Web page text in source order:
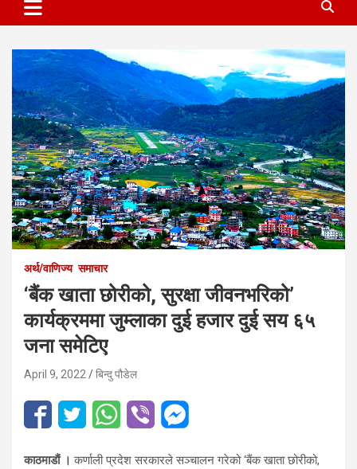
अर्थ/वाणिज्य समाचार
‘बैंक खाता छोरीको, सुरक्षा जीवनभरिको’
कार्यक्रममा जुम्लाका दुई हजार दुई सय ६५
जना समेटिए
April 9, 2022 बिन्दु पौडेल
काठमाडौं । कर्णाली प्रदेश सरकारले सञ्चालन गरेको ‘बैंक खाता छोरीको,